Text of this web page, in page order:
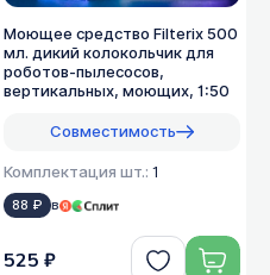
Моющее средство Filterix 500
мл. дикий колокольчик для
роботов-пылесосов,
вертикальных, моющих, 1:50
Совместимость
Комплектация шт.: 1
88 ₽ в
525 ₽